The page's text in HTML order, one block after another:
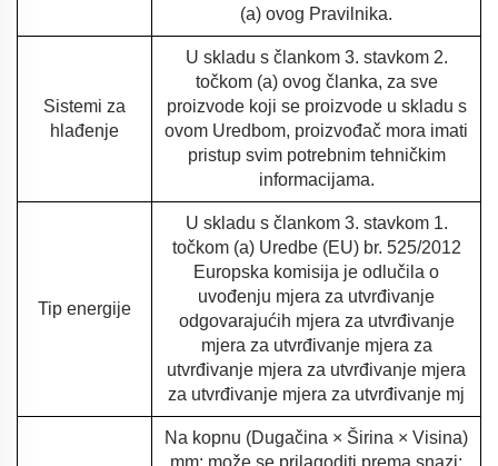
(a) ovog Pravilnika.
Sistemi za
hlađenje
U skladu s člankom 3. stavkom 2.
točkom (a) ovog članka, za sve
proizvode koji se proizvode u skladu s
ovom Uredbom, proizvođač mora imati
pristup svim potrebnim tehničkim
informacijama.
Tip energije
U skladu s člankom 3. stavkom 1.
točkom (a) Uredbe (EU) br. 525/2012
Europska komisija je odlučila o
uvođenju mjera za utvrđivanje
odgovarajućih mjera za utvrđivanje
mjera za utvrđivanje mjera za
utvrđivanje mjera za utvrđivanje mjera
za utvrđivanje mjera za utvrđivanje mj
Na kopnu (Dugačina × Širina × Visina)
mm: može se prilagoditi prema snazi;